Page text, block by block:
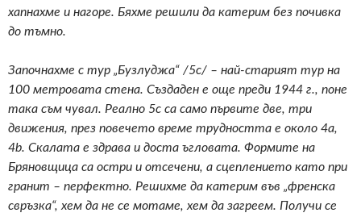
хапнахме и нагоре. Бяхме решили да катерим без почивка
до тъмно.
Започнахме с тур „Бузлуджа“ /5c/ – най-старият тур на
100 метровата стена. Създаден е още преди 1944 г., поне
така съм чувал. Реално 5с са само първите две, три
движения, през повечето време трудността е около 4а,
4b. Скалата е здрава и доста ъгловата. Формите на
Бряновщица са остри и отсечени, а сцеплението като при
гранит – перфектно. Решихме да катерим във „френска
свръзка“, хем да не се мотаме, хем да загреем. Получи се